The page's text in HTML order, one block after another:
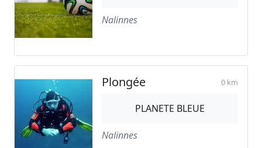
Nalinnes
Plongée 0 km
PLANETE BLEUE
Nalinnes